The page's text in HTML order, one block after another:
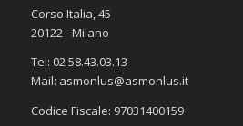
Corso Italia, 45
20122 - Milano
Tel: 02 58.43.03.13
Mail: asmonlus@asmonlus.it
Codice Fiscale: 97031400159